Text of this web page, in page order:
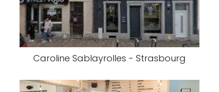
Caroline Sablayrolles - Strasbourg